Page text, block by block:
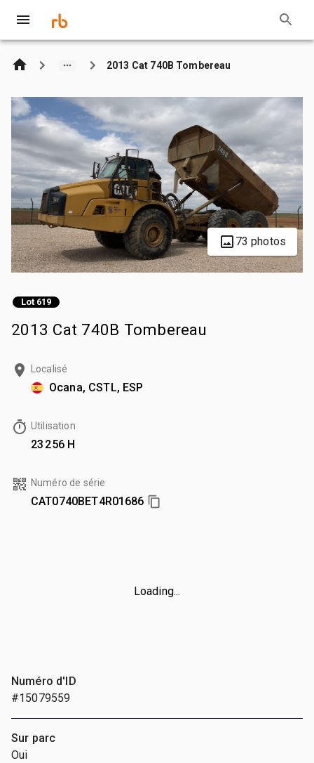
2013 Cat 740B Tombereau
73 photos
Lot 619
2013 Cat 740B Tombereau
Localisé
Ocana, CSTL, ESP
Utilisation
23 256 H
Numéro de série
CAT0740BET4R01686
Loading...
Numéro d'ID
#15079559
Sur parc
Oui